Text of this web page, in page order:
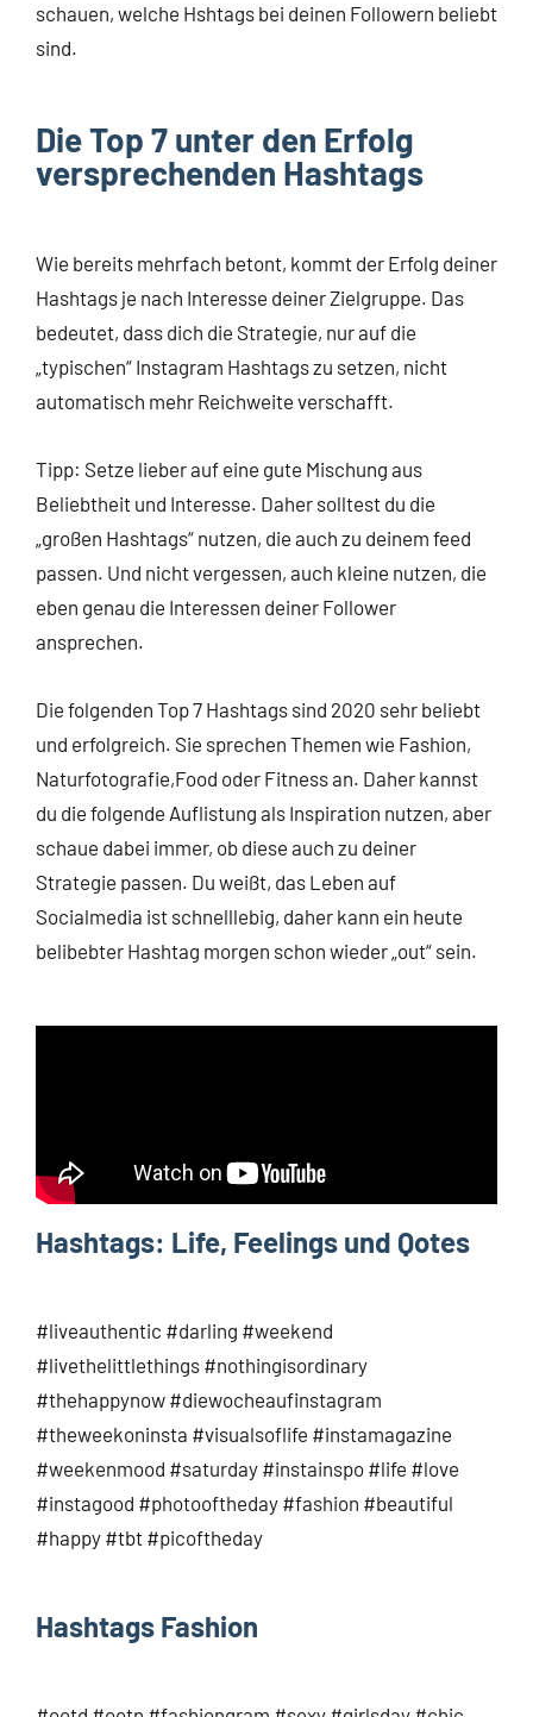
schauen, welche Hshtags bei deinen Followern beliebt
sind.
Die Top 7 unter den Erfolg
versprechenden Hashtags
Wie bereits mehrfach betont, kommt der Erfolg deiner
Hashtags je nach Interesse deiner Zielgruppe. Das
bedeutet, dass dich die Strategie, nur auf die
„typischen“ Instagram Hashtags zu setzen, nicht
automatisch mehr Reichweite verschafft.
Tipp: Setze lieber auf eine gute Mischung aus
Beliebtheit und Interesse. Daher solltest du die
„großen Hashtags“ nutzen, die auch zu deinem feed
passen. Und nicht vergessen, auch kleine nutzen, die
eben genau die Interessen deiner Follower
ansprechen.
Die folgenden Top 7 Hashtags sind 2020 sehr beliebt
und erfolgreich. Sie sprechen Themen wie Fashion,
Naturfotografie,Food oder Fitness an. Daher kannst
du die folgende Auflistung als Inspiration nutzen, aber
schaue dabei immer, ob diese auch zu deiner
Strategie passen. Du weißt, das Leben auf
Socialmedia ist schnelllebig, daher kann ein heute
belibebter Hashtag morgen schon wieder „out“ sein.
Hashtags: Life, Feelings und Qotes
#liveauthentic #darling #weekend
#livethelittlethings #nothingisordinary
#thehappynow #diewocheaufinstagram
#theweekoninsta #visualsoflife #instamagazine
#weekenmood #saturday #instainspo #life #love
#instagood #photooftheday #fashion #beautiful
#happy #tbt #picoftheday
Hashtags Fashion